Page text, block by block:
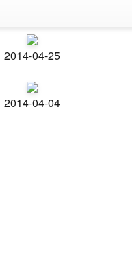
2014-04-25
2014-04-04